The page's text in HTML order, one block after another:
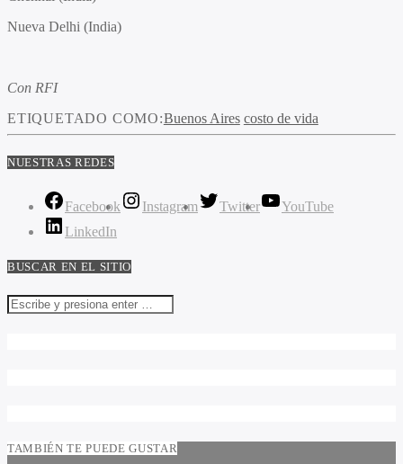
Nueva Delhi (India)
Con RFI
ETIQUETADO COMO:Buenos Aires costo de vida
NUESTRAS REDES
Facebook Instagram Twitter
YouTube
LinkedIn
BUSCAR EN EL SITIO
TAMBIÉN TE PUEDE GUSTAR